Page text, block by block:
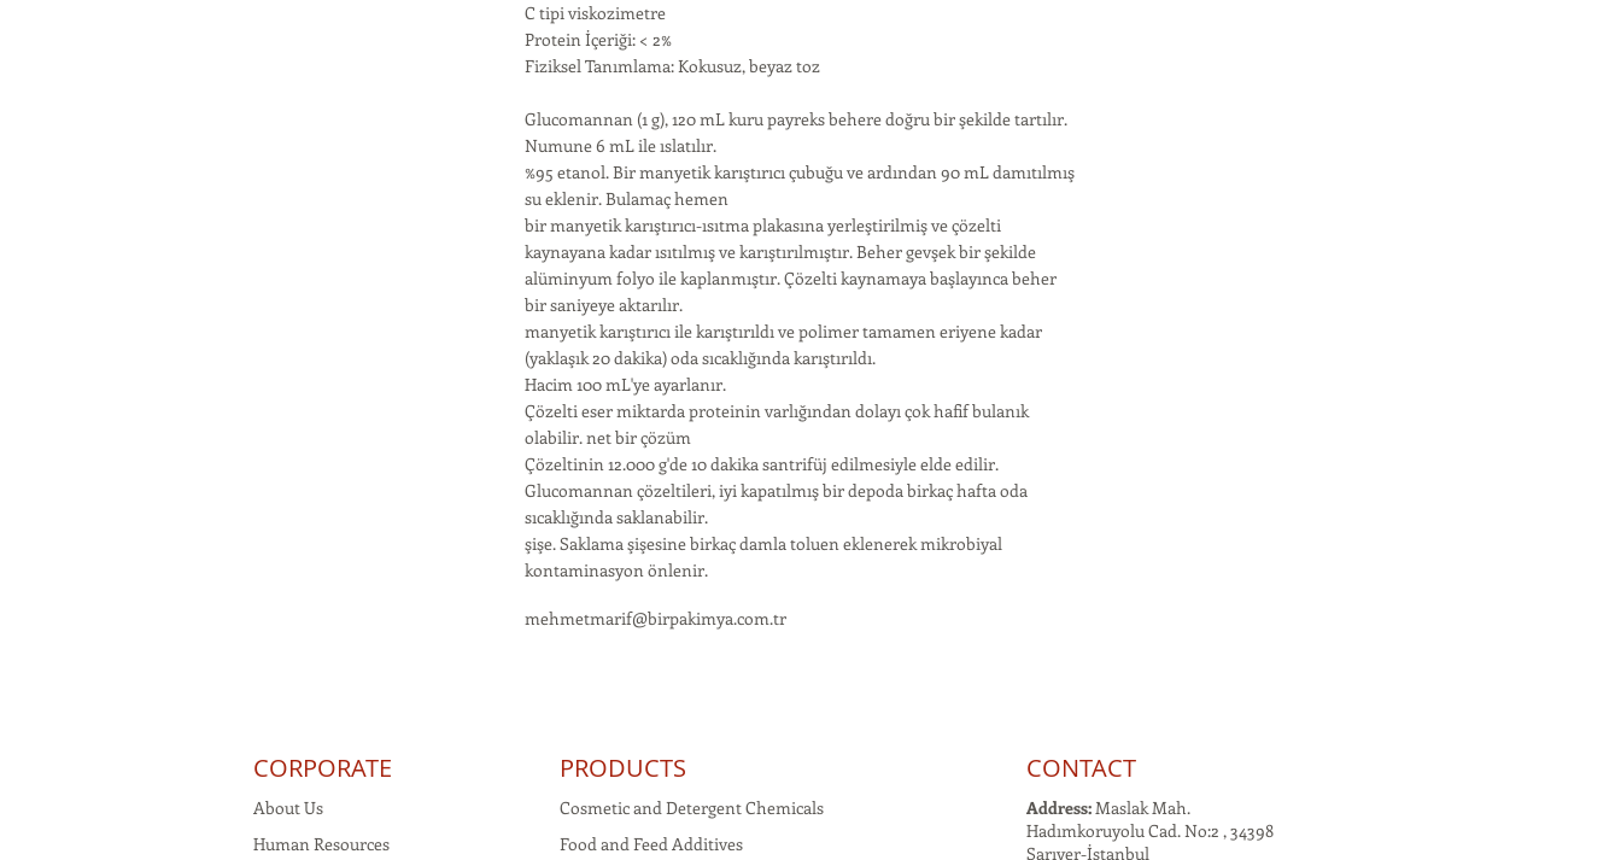
C tipi viskozimetre
Protein İçeriği: < 2%
Fiziksel Tanımlama: Kokusuz, beyaz toz
Glucomannan (1 g), 120 mL kuru payreks behere doğru bir şekilde tartılır.
Numune 6 mL ile ıslatılır.
%95 etanol. Bir manyetik karıştırıcı çubuğu ve ardından 90 mL damıtılmış
su eklenir. Bulamaç hemen
bir manyetik karıştırıcı-ısıtma plakasına yerleştirilmiş ve çözelti
kaynayana kadar ısıtılmış ve karıştırılmıştır. Beher gevşek bir şekilde
alüminyum folyo ile kaplanmıştır. Çözelti kaynamaya başlayınca beher
bir saniyeye aktarılır.
manyetik karıştırıcı ile karıştırıldı ve polimer tamamen eriyene kadar
(yaklaşık 20 dakika) oda sıcaklığında karıştırıldı.
Hacim 100 mL'ye ayarlanır.
Çözelti eser miktarda proteinin varlığından dolayı çok hafif bulanık
olabilir. net bir çözüm
Çözeltinin 12.000 g'de 10 dakika santrifüj edilmesiyle elde edilir.
Glucomannan çözeltileri, iyi kapatılmış bir depoda birkaç hafta oda
sıcaklığında saklanabilir.
şişe. Saklama şişesine birkaç damla toluen eklenerek mikrobiyal
kontaminasyon önlenir.
mehmetmarif@birpakimya.com.tr
CORPORATE
About Us
Human Resources
PRODUCTS
Cosmetic and Detergent Chemicals
Food and Feed Additives
CONTACT
Address:Maslak Mah.
Hadımkoruyolu Cad. No:2 , 34398
Sarıyer-İstanbul